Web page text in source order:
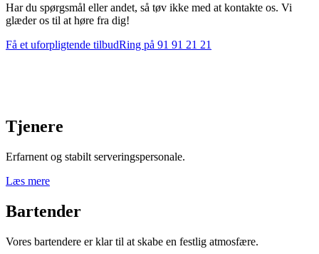
Har du spørgsmål eller andet, så tøv ikke med at kontakte os. Vi
glæder os til at høre fra dig!
Få et uforpligtende tilbudRing på 91 91 21 21
Tjenere
Erfarnent og stabilt serveringspersonale.
Læs mere
Bartender
Vores bartendere er klar til at skabe en festlig atmosfære.